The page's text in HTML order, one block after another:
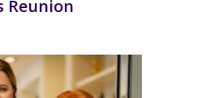
Reunion